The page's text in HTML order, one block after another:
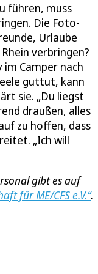
führen, muss
Die Foto-
Urlaube
verbringen?
Camper nach
guttut, kann
sie. „Du liegst
draußen, alles
zu hoffen, dass
„Ich will
gibt es auf
für ME/CFS e.V.“.